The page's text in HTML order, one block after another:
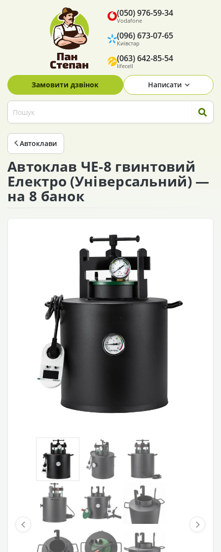
Vodafone
(050) 976-59-34
Київстар
(096) 673-07-65
lifecell
(063) 642-85-54
Замовити дзвінок Написати
Автоклави
Автоклав ЧЕ-8 гвинтовий
Електро (Універсальний) —
на 8 банок